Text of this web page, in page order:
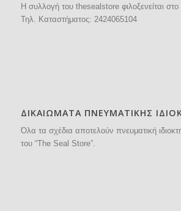
H συλλογή του thesealstore φιλοξενείται
Τηλ. Καταστήματος: 2424065104
ΔΙΚΑΙΩΜΑΤΑ ΠΝΕΥΜΑΤΙΚΗΣ
Όλα τα σχέδια αποτελούν πνευματική
του “The Seal Store”.